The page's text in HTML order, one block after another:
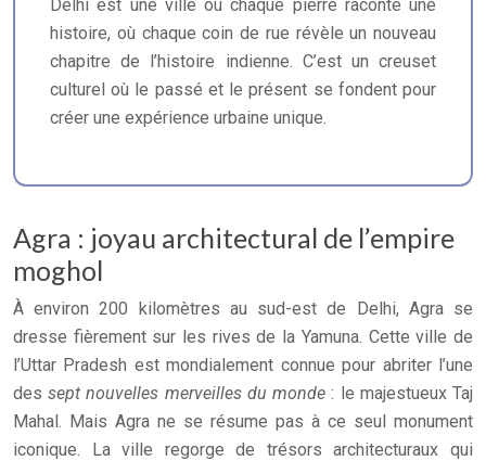
Delhi est une ville où chaque pierre raconte une
histoire, où chaque coin de rue révèle un nouveau
chapitre de l’histoire indienne. C’est un creuset
culturel où le passé et le présent se fondent pour
créer une expérience urbaine unique.
Agra : joyau architectural de l’empire
moghol
À environ 200 kilomètres au sud-est de Delhi, Agra se
dresse fièrement sur les rives de la Yamuna. Cette ville de
l’Uttar Pradesh est mondialement connue pour abriter l’une
dessept nouvelles merveilles du monde: le majestueux Taj
Mahal. Mais Agra ne se résume pas à ce seul monument
iconique. La ville regorge de trésors architecturaux qui